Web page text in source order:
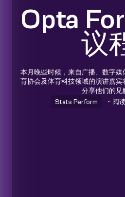
Opta
议
本月晚些时候，来自广播、数字
育协会及体育科技领域的演讲嘉宾
分享他们的见
Stats Perform
~ 阅